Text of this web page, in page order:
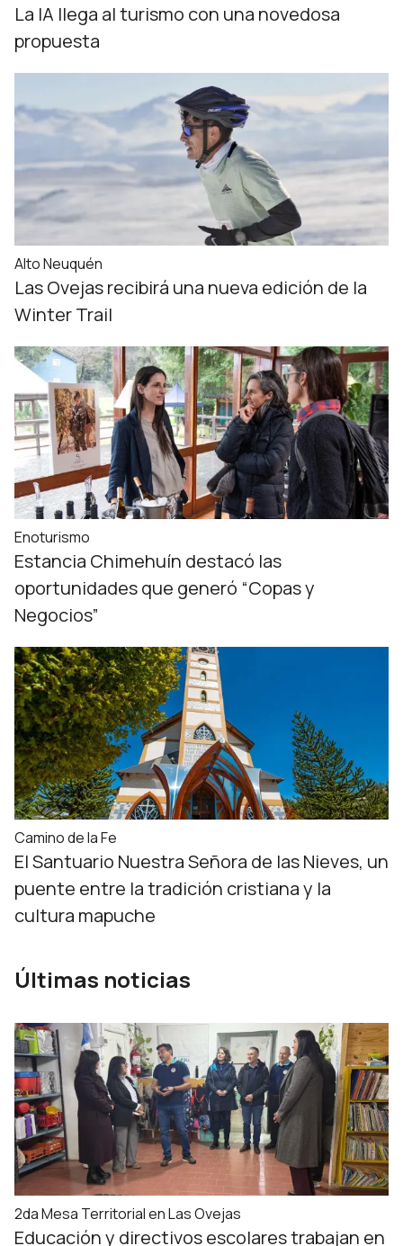
La IA llega al turismo con una novedosa
propuesta
Alto Neuquén
Las Ovejas recibirá una nueva edición de la
Winter Trail
Enoturismo
Estancia Chimehuín destacó las
oportunidades que generó “Copas y
Negocios”
Camino de la Fe
El Santuario Nuestra Señora de las Nieves, un
puente entre la tradición cristiana y la
cultura mapuche
Últimas noticias
2da Mesa Territorial en Las Ovejas
Educación y directivos escolares trabajan en